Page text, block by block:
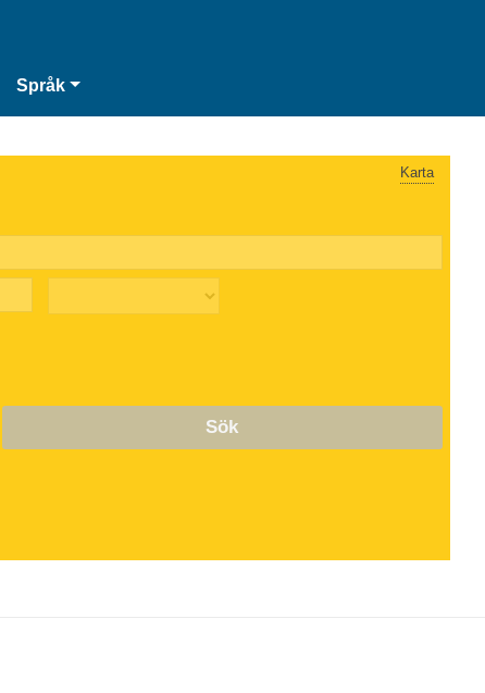
Språk
Karta
Sök